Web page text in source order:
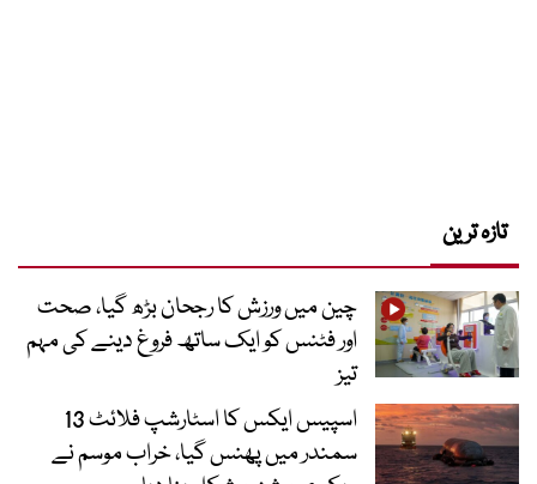
تازہ ترین
چین میں ورزش کا رجحان بڑھ گیا، صحت
اور فٹنس کو ایک ساتھ فروغ دینے کی مہم
تیز
اسپیس ایکس کا اسٹارشپ فلائٹ 13
سمندر میں پھنس گیا، خراب موسم نے